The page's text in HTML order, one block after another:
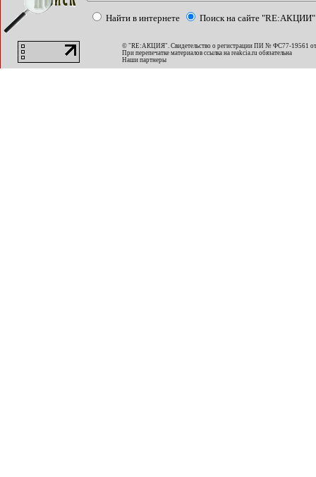
Найти в интернете Поиск на сайте "RE:АКЦИИ"
© "RE:АКЦИЯ". Свидетельство о регистрации ПИ № ФС77-19561
При перепечатке материалов ссылка на reakcia.ru обязательна
Наши партнеры